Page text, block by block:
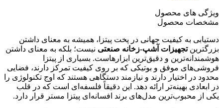
ویژگی های محصول
مشخصات محصول
دستیابی به کیفیت جهانی در پخت پیتزا، همیشه به معنای داشتن
بزرگترینتجهیزات آشپ-زخانه صنعتی نیست؛ بلکه به معنای داشتن
هوشمندانه‌ترین و دقیق‌ترین ابزارهاست. بسیاری از پیتزا
فروشی‌های موفق و بوتیکی که بر روی کیفیت تمرکز دارند، فضایی
محدود در اختیار دارند و نیازمند دستگاهی هستند که اوج تکنولوژی را
در ابعادی بهینه‌تر ارائه دهد. این دقیقاً فلسفه‌ای است که در قلب
یکی از محبوب‌ترین مدل‌های برند افسانه‌ای پیتزا مستر قرار دارد.